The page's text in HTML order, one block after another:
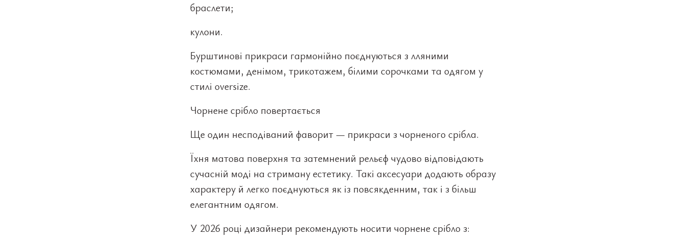
браслети;
кулони.
Бурштинові прикраси гармонійно поєднуються з лляними
костюмами, денімом, трикотажем, білими сорочками та одягом у
стилі oversize.
Чорнене срібло повертається
Ще один несподіваний фаворит — прикраси з чорненого срібла.
Їхня матова поверхня та затемнений рельєф чудово відповідають
сучасній моді на стриману естетику. Такі аксесуари додають образу
характеру й легко поєднуються як із повсякденним, так і з більш
елегантним одягом.
У 2026 році дизайнери рекомендують носити чорнене срібло з: